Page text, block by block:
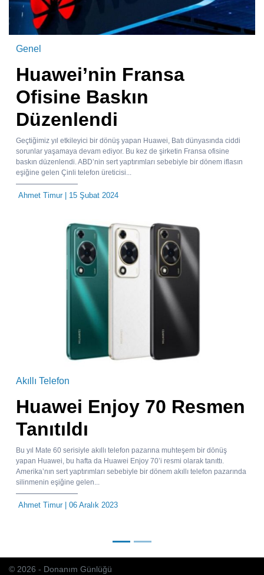
Genel
Huawei’nin Fransa
Ofisine Baskın
Düzenlendi
Geçtiğimiz yıl etkileyici bir dönüş yapan Huawei, Batı dünyasında ciddi
sorunlar yaşamaya devam ediyor. Bu kez de şirketin Fransa ofisine
baskın düzenlendi. ABD’nin sert yaptırımları sebebiyle bir dönem iflasın
eşiğine gelen Çinli telefon üreticisi...
Ahmet Timur| 15 Şubat 2024
Akıllı Telefon
Huawei Enjoy 70 Resmen
Tanıtıldı
Bu yıl Mate 60 serisiyle akıllı telefon pazarına muhteşem bir dönüş
yapan Huawei, bu hafta da Huawei Enjoy 70’i resmi olarak tanıttı.
Amerika’nın sert yaptırımları sebebiyle bir dönem akıllı telefon pazarında
silinmenin eşiğine gelen...
Ahmet Timur| 06 Aralık 2023
© 2026 - Donanım Günlüğü